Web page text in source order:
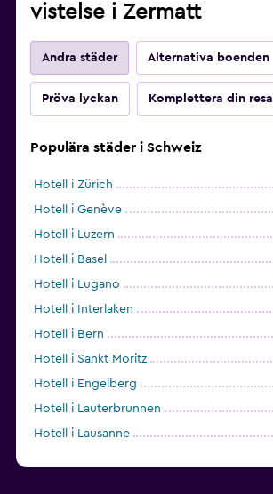
vistelse i Zermatt
Andra städer Alternativa boenden
Pröva lyckan Komplettera din resa
Populära städer i Schweiz
Hotell i Zürich
Hotell i Genève
Hotell i Luzern
Hotell i Basel
Hotell i Lugano
Hotell i Interlaken
Hotell i Bern
Hotell i Sankt Moritz
Hotell i Engelberg
Hotell i Lauterbrunnen
Hotell i Lausanne